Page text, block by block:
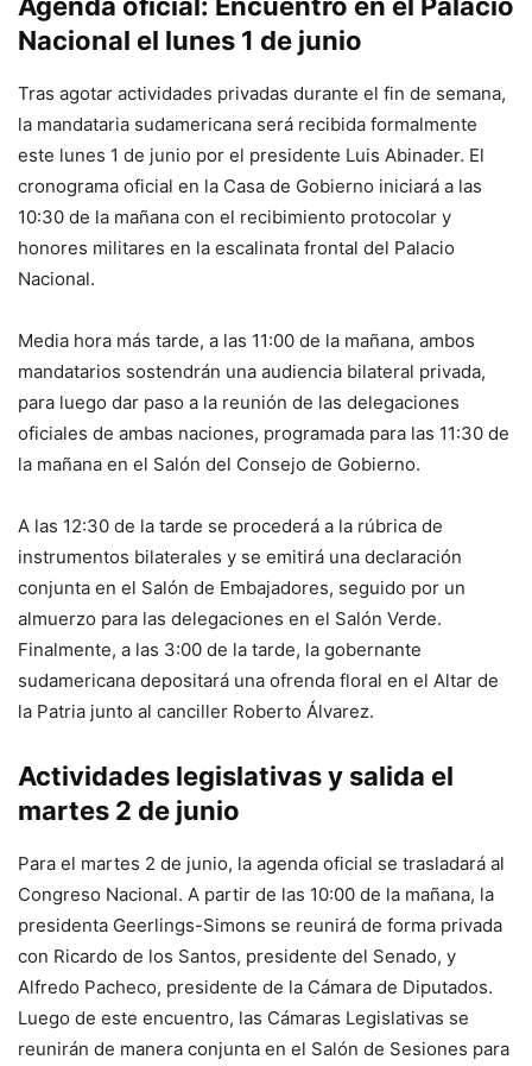
Nacional el lunes 1 de junio
Tras agotar actividades privadas durante el fin de semana,
la mandataria sudamericana será recibida formalmente
este lunes 1 de junio por el presidente Luis Abinader. El
cronograma oficial en la Casa de Gobierno iniciará a las
10:30 de la mañana con el recibimiento protocolar y
honores militares en la escalinata frontal del Palacio
Nacional.
Media hora más tarde, a las 11:00 de la mañana, ambos
mandatarios sostendrán una audiencia bilateral privada,
para luego dar paso a la reunión de las delegaciones
oficiales de ambas naciones, programada para las 11:30 de
la mañana en el Salón del Consejo de Gobierno.
A las 12:30 de la tarde se procederá a la rúbrica de
instrumentos bilaterales y se emitirá una declaración
conjunta en el Salón de Embajadores, seguido por un
almuerzo para las delegaciones en el Salón Verde.
Finalmente, a las 3:00 de la tarde, la gobernante
sudamericana depositará una ofrenda floral en el Altar de
la Patria junto al canciller Roberto Álvarez.
Actividades legislativas y salida el
martes 2 de junio
Para el martes 2 de junio, la agenda oficial se trasladará al
Congreso Nacional. A partir de las 10:00 de la mañana, la
presidenta Geerlings-Simons se reunirá de forma privada
con Ricardo de los Santos, presidente del Senado, y
Alfredo Pacheco, presidente de la Cámara de Diputados.
Luego de este encuentro, las Cámaras Legislativas se
reunirán de manera conjunta en el Salón de Sesiones para